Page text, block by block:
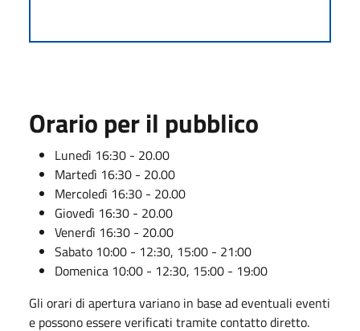
Orario per il pubblico
Lunedì 16:30 - 20.00
Martedì 16:30 - 20.00
Mercoledì 16:30 - 20.00
Giovedì 16:30 - 20.00
Venerdì 16:30 - 20.00
Sabato 10:00 - 12:30, 15:00 - 21:00
Domenica 10:00 - 12:30, 15:00 - 19:00
Gli orari di apertura variano in base ad eventuali eventi
e possono essere verificati tramite contatto diretto.